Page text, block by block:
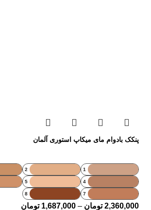
پنکک بادوام مای میکاپ استوری آلمان
1
2
4
5
7
8
2,360,000 تومان –
1,687,000 تومان